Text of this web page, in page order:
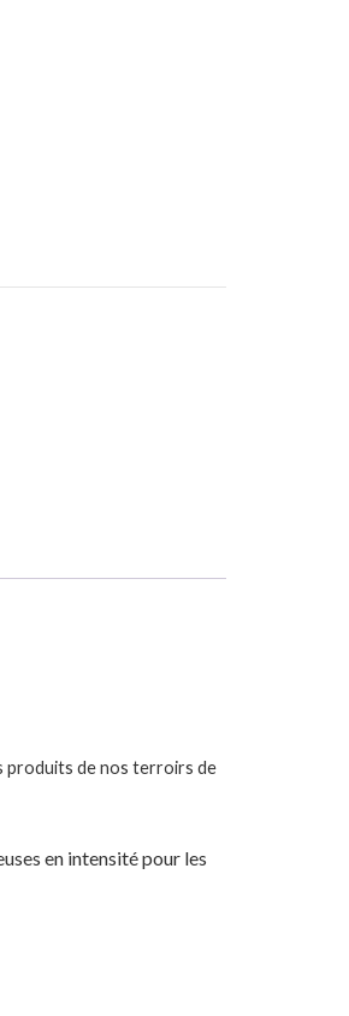
produits de nos terroirs de
en intensité pour les